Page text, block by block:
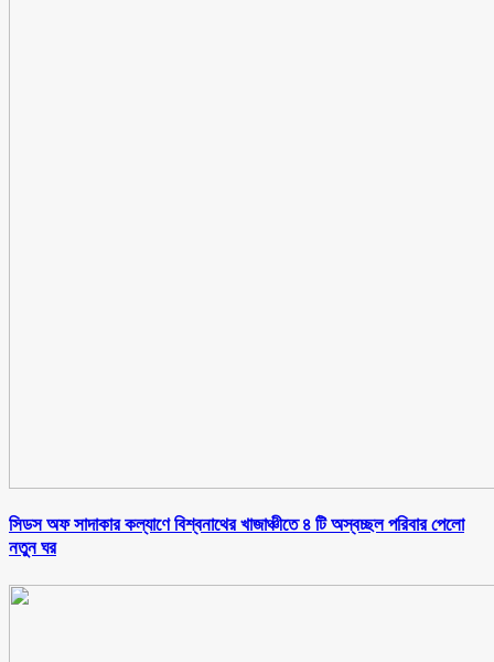
সিডস অফ সাদাকার কল্যাণে বিশ্বনাথের খাজাঞ্চীতে ৪ টি অস্বচ্ছল পরিবার পেলো
নতুন ঘর